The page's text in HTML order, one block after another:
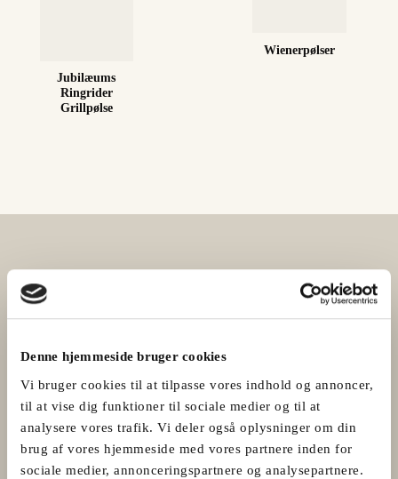
Denne hjemmeside bruger cookies
Vi bruger cookies til at tilpasse vores indhold og annoncer,
til at vise dig funktioner til sociale medier og til at
analysere vores trafik. Vi deler også oplysninger om din
brug af vores hjemmeside med vores partnere inden for
sociale medier, annonceringspartnere og analysepartnere.
Jubilæums
Ringrider
Grillpølse
Wienerpølser